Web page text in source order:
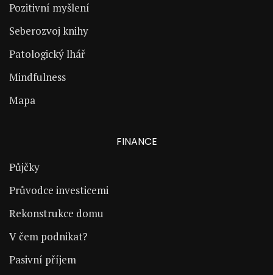
Pozitivní myšlení
Seberozvoj knihy
Patologický lhář
Mindfulness
Mapa
FINANCE
Půjčky
Průvodce investicemi
Rekonstrukce domu
V čem podnikat?
Pasivní příjem